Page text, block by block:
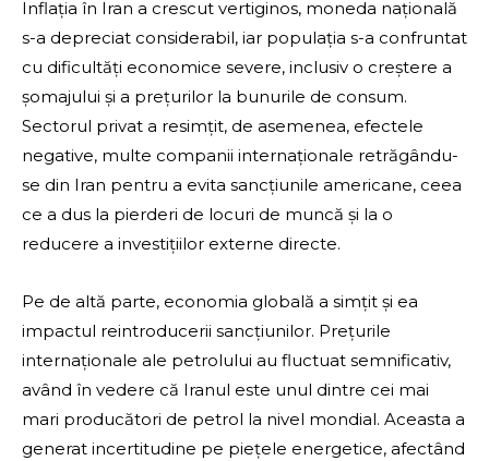
Inflația în Iran a crescut vertiginos, moneda națională
s-a depreciat considerabil, iar populația s-a confruntat
cu dificultăți economice severe, inclusiv o creștere a
șomajului și a prețurilor la bunurile de consum.
Sectorul privat a resimțit, de asemenea, efectele
negative, multe companii internaționale retrăgându-
se din Iran pentru a evita sancțiunile americane, ceea
ce a dus la pierderi de locuri de muncă și la o
reducere a investițiilor externe directe.
Pe de altă parte, economia globală a simțit și ea
impactul reintroducerii sancțiunilor. Prețurile
internaționale ale petrolului au fluctuat semnificativ,
având în vedere că Iranul este unul dintre cei mai
mari producători de petrol la nivel mondial. Aceasta a
generat incertitudine pe piețele energetice, afectând